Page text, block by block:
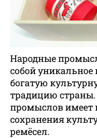
Народные
собой
богатую
традицию
промыслов имеет
сохранения
ремёсел.